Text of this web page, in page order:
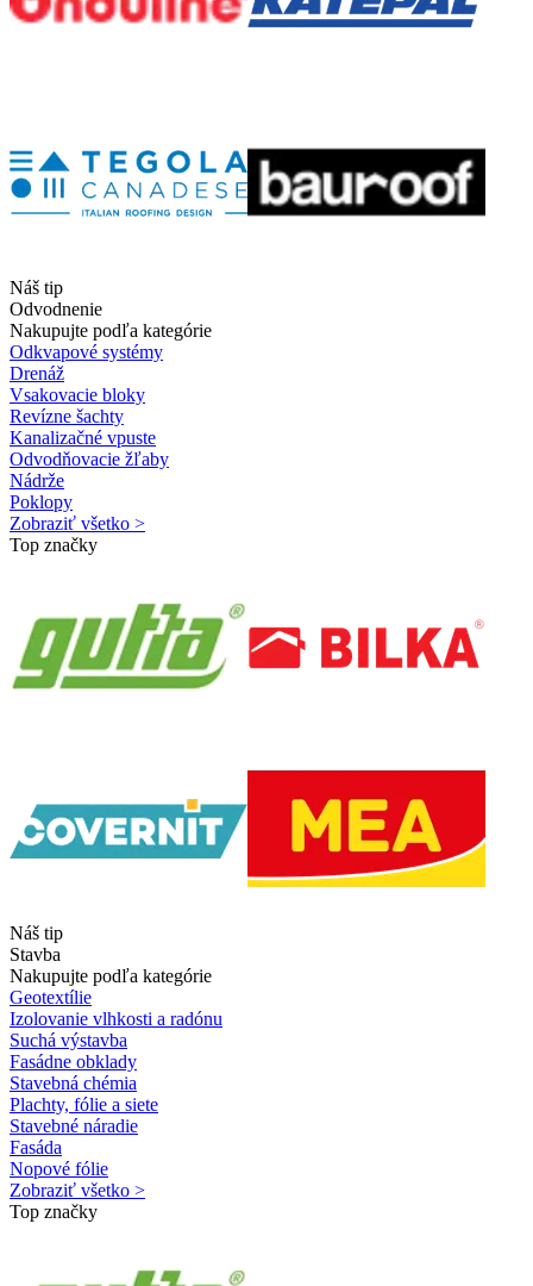
Náš tip
Odvodnenie
Nakupujte podľa kategórie
Odkvapové systémy
Drenáž
Vsakovacie bloky
Revízne šachty
Kanalizačné vpuste
Odvodňovacie žľaby
Nádrže
Poklopy
Zobraziť všetko >
Top značky
Náš tip
Stavba
Nakupujte podľa kategórie
Geotextílie
Izolovanie vlhkosti a radónu
Suchá výstavba
Fasádne obklady
Stavebná chémia
Plachty, fólie a siete
Stavebné náradie
Fasáda
Nopové fólie
Zobraziť všetko >
Top značky